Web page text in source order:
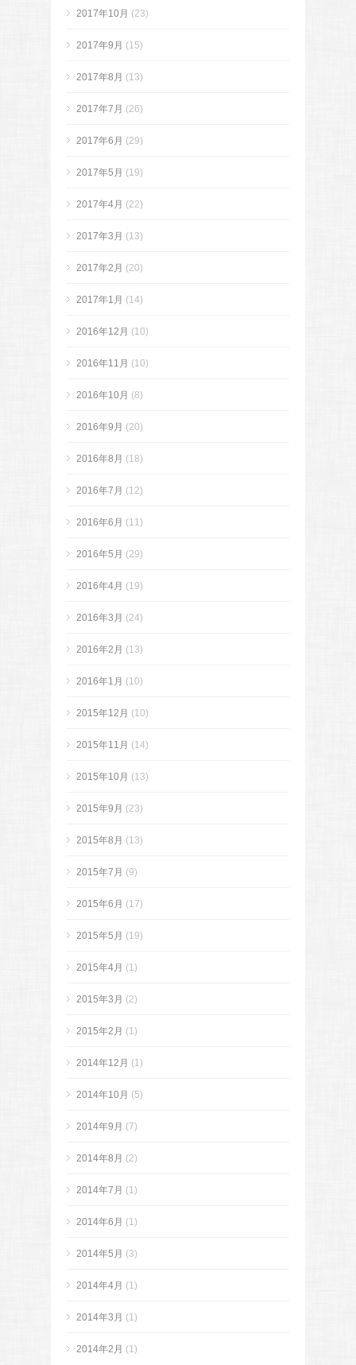
2017年10月 (23)
2017年9月 (15)
2017年8月 (13)
2017年7月 (26)
2017年6月 (29)
2017年5月 (19)
2017年4月 (22)
2017年3月 (13)
2017年2月 (20)
2017年1月 (14)
2016年12月 (10)
2016年11月 (10)
2016年10月 (8)
2016年9月 (20)
2016年8月 (18)
2016年7月 (12)
2016年6月 (11)
2016年5月 (29)
2016年4月 (19)
2016年3月 (24)
2016年2月 (13)
2016年1月 (10)
2015年12月 (10)
2015年11月 (14)
2015年10月 (13)
2015年9月 (23)
2015年8月 (13)
2015年7月 (9)
2015年6月 (17)
2015年5月 (19)
2015年4月 (1)
2015年3月 (2)
2015年2月 (1)
2014年12月 (1)
2014年10月 (5)
2014年9月 (7)
2014年8月 (2)
2014年7月 (1)
2014年6月 (1)
2014年5月 (3)
2014年4月 (1)
2014年3月 (1)
2014年2月 (1)